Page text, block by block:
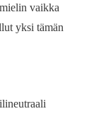
vaikka
yksi tämän